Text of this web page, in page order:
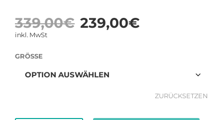
339,00€
339,00€
239,00€
239,00€.
inkl. MwSt
GRÖSSE
ZURÜCKSETZEN